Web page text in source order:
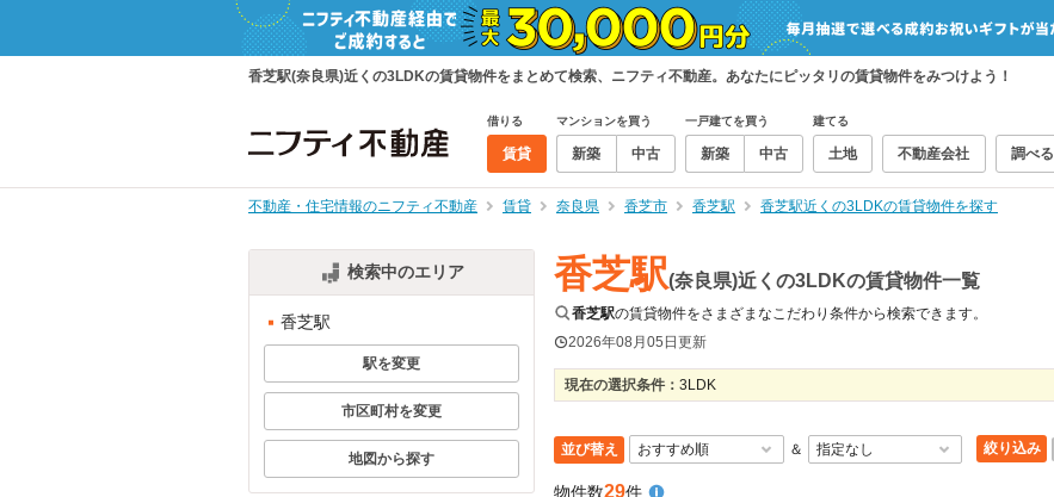
香芝駅(奈良県)近くの3LDKの賃貸物件をまとめて検索、ニフティ不動産。あなたにピッタリの賃貸物件をみつけよう！
借りる
賃貸
マンションを買う
新築 中古
一戸建てを買う
新築 中古
建てる
土地 不動産会社 調べる
不動産・住宅情報のニフティ不動産 賃貸 奈良県 香芝市 香芝駅 香芝駅近くの3LDKの賃貸物件を探す
検索中のエリア
香芝駅
駅を変更
市区町村を変更
地図から探す
香芝駅(奈良県)近くの3LDKの賃貸物件一覧
香芝駅の賃貸物件をさまざまなこだわり条件から検索できます。
2026年08月05日更新
現在の選択条件： 3LDK
並び替え ＆ 絞り込み
物件数29件